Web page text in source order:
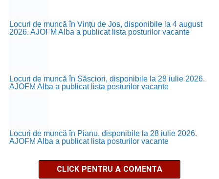
Locuri de muncă în Vințu de Jos, disponibile la 4 august
2026. AJOFM Alba a publicat lista posturilor vacante
Locuri de muncă în Săsciori, disponibile la 28 iulie 2026.
AJOFM Alba a publicat lista posturilor vacante
Locuri de muncă în Pianu, disponibile la 28 iulie 2026.
AJOFM Alba a publicat lista posturilor vacante
CLICK PENTRU A COMENTA